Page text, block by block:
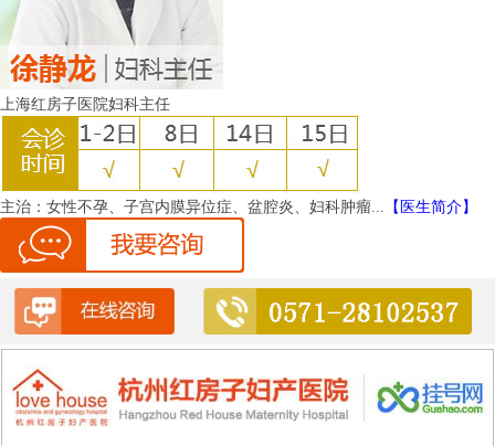
上海红房子医院妇科主任
主治： 女性不孕、子宫内膜异位症、盆腔炎、妇科肿瘤... 【医生简介】